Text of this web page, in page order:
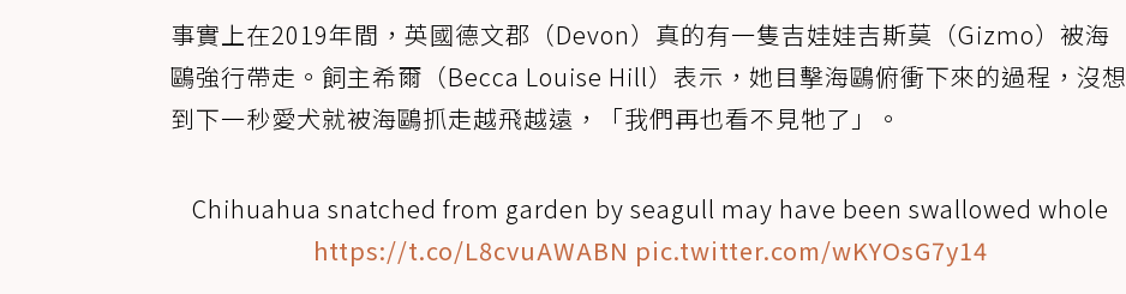
事實上在2019年間，英國德文郡（Devon）真的有一隻吉娃娃吉斯莫（Gizmo）被海
鷗強行帶走。飼主希爾（Becca Louise Hill）表示，她目擊海鷗俯衝下來的過程，沒想
到下一秒愛犬就被海鷗抓走越飛越遠，「我們再也看不見牠了」。
Chihuahua snatched from garden by seagull may have been swallowed whole
https://t.co/L8cvuAWABN pic.twitter.com/wKYOsG7y14